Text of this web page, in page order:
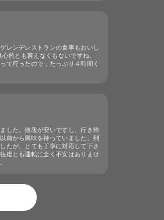
レンデレストランの食事もおいし
的とも言えなくもないですね。
て行ったので，たっぷり４時間く
した。値段が安いですし、行き帰
前から興味を持っていました。到
たが、とても丁寧に対応して下さ
復とも運転に全く不安はありませ